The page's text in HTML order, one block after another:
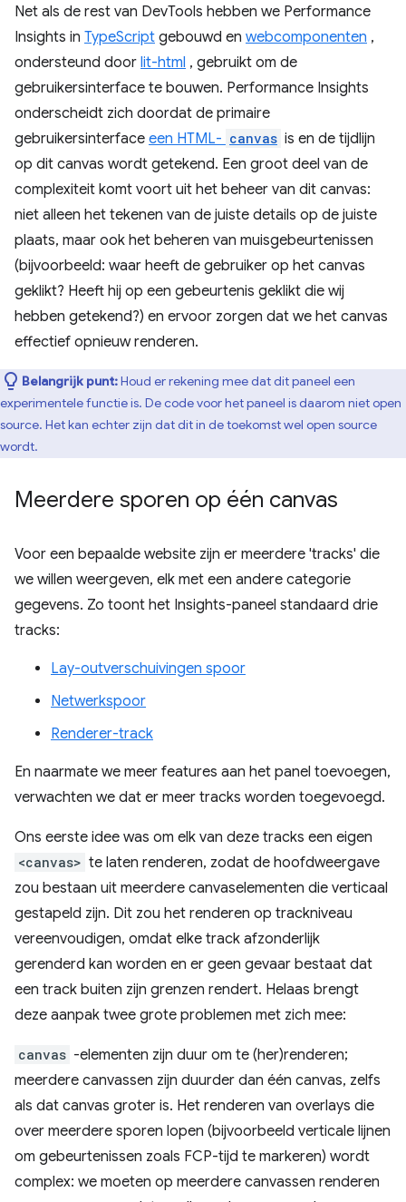
Net als de rest van DevTools hebben we Performance
Insights in TypeScript gebouwd en webcomponenten ,
ondersteund door lit-html , gebruikt om de
gebruikersinterface te bouwen. Performance Insights
onderscheidt zich doordat de primaire
gebruikersinterface een HTML- canvas is en de tijdlijn
op dit canvas wordt getekend. Een groot deel van de
complexiteit komt voort uit het beheer van dit canvas:
niet alleen het tekenen van de juiste details op de juiste
plaats, maar ook het beheren van muisgebeurtenissen
(bijvoorbeeld: waar heeft de gebruiker op het canvas
geklikt? Heeft hij op een gebeurtenis geklikt die wij
hebben getekend?) en ervoor zorgen dat we het canvas
effectief opnieuw renderen.
Belangrijk punt:Houd er rekening mee dat dit paneel een
experimentele functie is. De code voor het paneel is daarom niet open
source. Het kan echter zijn dat dit in de toekomst wel open source
wordt.
Meerdere sporen op één canvas
Voor een bepaalde website zijn er meerdere 'tracks' die
we willen weergeven, elk met een andere categorie
gegevens. Zo toont het Insights-paneel standaard drie
tracks:
Lay-outverschuivingen spoor
Netwerkspoor
Renderer-track
En naarmate we meer features aan het panel toevoegen,
verwachten we dat er meer tracks worden toegevoegd.
Ons eerste idee was om elk van deze tracks een eigen
<canvas> te laten renderen, zodat de hoofdweergave
zou bestaan ​​uit meerdere canvaselementen die verticaal
gestapeld zijn. Dit zou het renderen op trackniveau
vereenvoudigen, omdat elke track afzonderlijk
gerenderd kan worden en er geen gevaar bestaat dat
een track buiten zijn grenzen rendert. Helaas brengt
deze aanpak twee grote problemen met zich mee:
canvas -elementen zijn duur om te (her)renderen;
meerdere canvassen zijn duurder dan één canvas, zelfs
als dat canvas groter is. Het renderen van overlays die
over meerdere sporen lopen (bijvoorbeeld verticale lijnen
om gebeurtenissen zoals FCP-tijd te markeren) wordt
complex: we moeten op meerdere canvassen renderen